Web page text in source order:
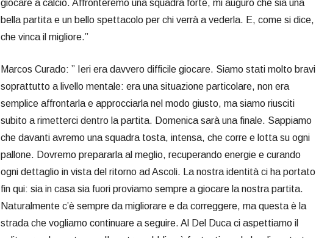
giocare a calcio. Affronteremo una squadra forte, mi auguro che sia una
bella partita e un bello spettacolo per chi verrà a vederla. E, come si dice,
che vinca il migliore.”
Marcos Curado: ” Ieri era davvero difficile giocare. Siamo stati molto bravi
soprattutto a livello mentale: era una situazione particolare, non era
semplice affrontarla e approcciarla nel modo giusto, ma siamo riusciti
subito a rimetterci dentro la partita. Domenica sarà una finale. Sappiamo
che davanti avremo una squadra tosta, intensa, che corre e lotta su ogni
pallone. Dovremo prepararla al meglio, recuperando energie e curando
ogni dettaglio in vista del ritorno ad Ascoli. La nostra identità ci ha portato
fin qui: sia in casa sia fuori proviamo sempre a giocare la nostra partita.
Naturalmente c’è sempre da migliorare e da correggere, ma questa è la
strada che vogliamo continuare a seguire. Al Del Duca ci aspettiamo il